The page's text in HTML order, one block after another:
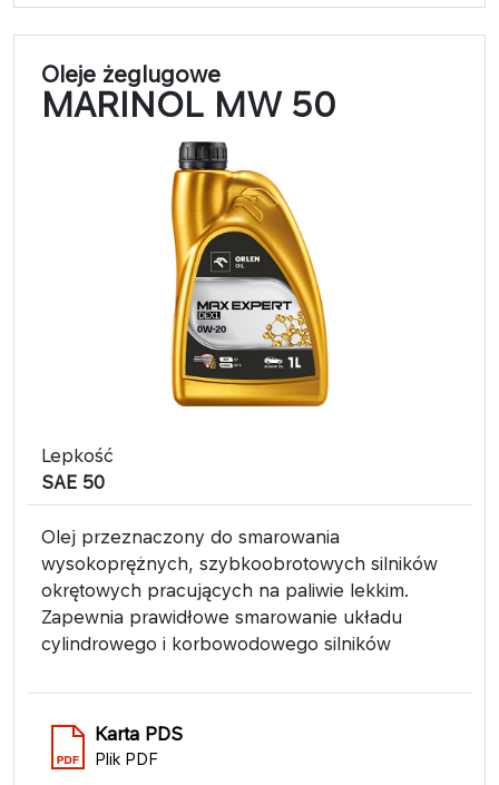
Oleje żeglugowe
MARINOL MW 50
Lepkość
SAE 50
Olej przeznaczony do smarowania
wysokoprężnych, szybkoobrotowych silników
okrętowych pracujących na paliwie lekkim.
Zapewnia prawidłowe smarowanie układu
cylindrowego i korbowodowego silników
Karta PDS
Plik PDF